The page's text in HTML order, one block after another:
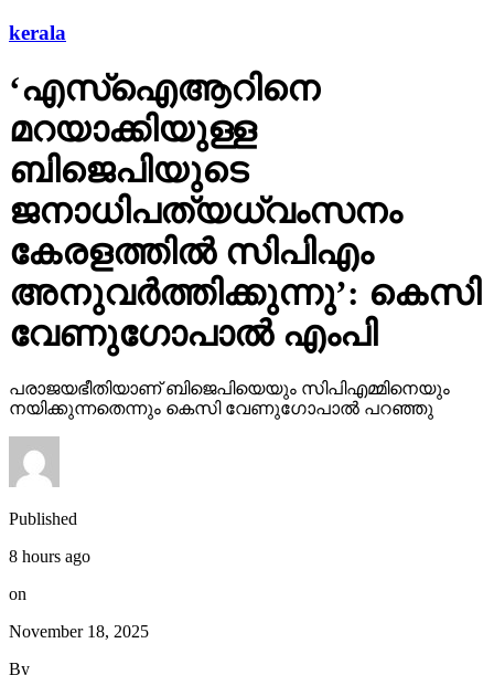
kerala
‘എസ്‌ഐആറിനെ
മറയാക്കിയുള്ള
ബിജെപിയുടെ
ജനാധിപത്യധ്വംസനം
കേരളത്തില്‍ സിപിഎം
അനുവര്‍ത്തിക്കുന്നു’: കെസി
വേണുഗോപാല്‍ എംപി
പരാജയഭീതിയാണ് ബിജെപിയെയും സിപിഎമ്മിനെയും
നയിക്കുന്നതെന്നും കെസി വേണുഗോപാല്‍ പറഞ്ഞു
Published
8 hours ago
on
November 18, 2025
By